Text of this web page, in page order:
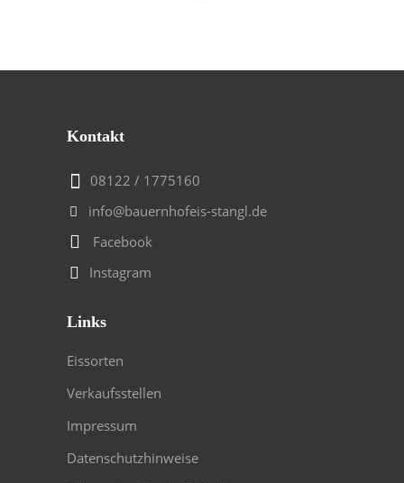
Kontakt
08122 / 1775160
info@bauernhofeis-stangl.de
Facebook
Instagram
Links
Eissorten
Verkaufsstellen
Impressum
Datenschutzhinweise